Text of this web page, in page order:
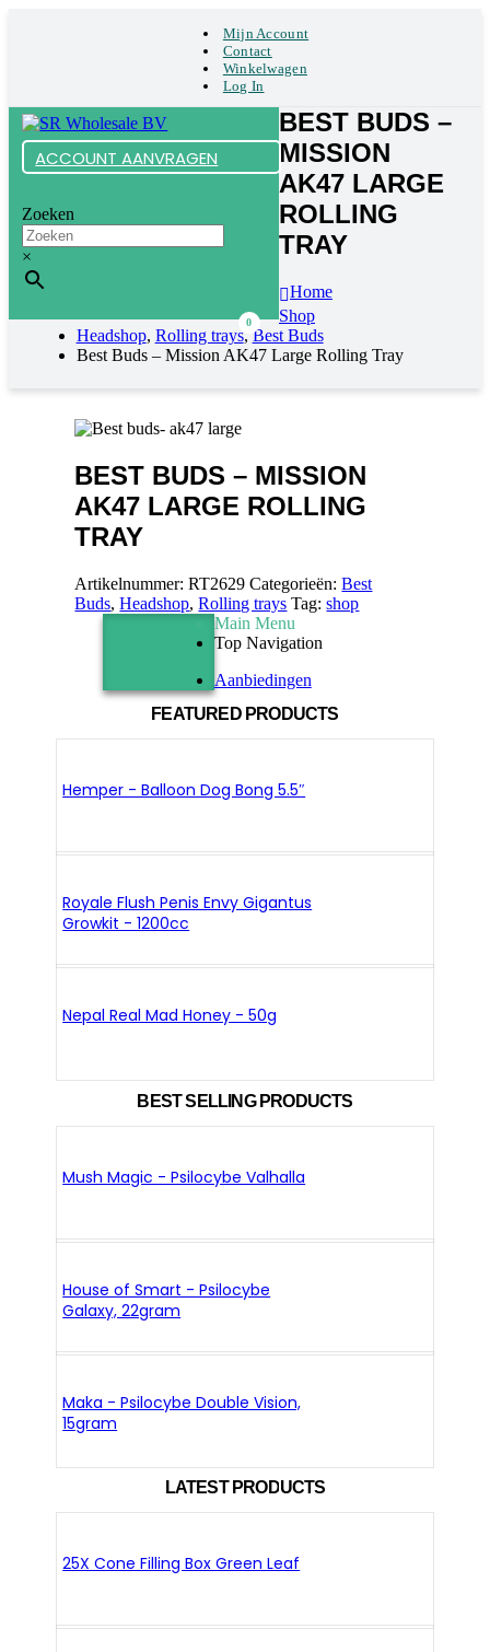
Mijn Account
Contact
Winkelwagen
Log In
ACCOUNT AANVRAGEN
Zoeken
×
0
BEST BUDS –
MISSION
AK47 LARGE
ROLLING
TRAY
Home
Shop
Headshop, Rolling trays, Best Buds
Best Buds – Mission AK47 Large Rolling Tray
BEST BUDS – MISSION
AK47 LARGE ROLLING
TRAY
Artikelnummer:RT2629 Categorieën:Best
Buds,Headshop,Rolling trays Tag:shop
FEATURED PRODUCTS
Hemper - Balloon Dog Bong 5.5″
Royale Flush Penis Envy Gigantus
Growkit - 1200cc
Nepal Real Mad Honey - 50g
BEST SELLING PRODUCTS
Mush Magic - Psilocybe Valhalla
House of Smart - Psilocybe
Galaxy, 22gram
Maka - Psilocybe Double Vision,
15gram
LATEST PRODUCTS
25X Cone Filling Box Green Leaf
Main Menu
Top Navigation
Aanbiedingen